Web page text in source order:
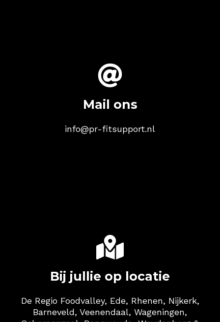

Mail ons
info@pr-fitsupport.nl

Bij jullie op locatie
De Regio Foodvalley, Ede, Rhenen, Nijkerk,
Barneveld, Veenendaal, Wageningen,